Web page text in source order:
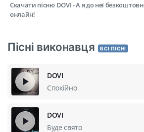
Скачати пісню DOVI - А я до неї
онлайн!
Пісні виконавця ВСІ ПІСНІ
DOVI
Спокійно
DOVI
Буде свято